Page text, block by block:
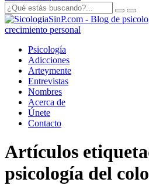
Psicología
Adicciones
Arteymente
Entrevistas
Nombres
Acerca de
Únete
Contacto
Artículos
psicología del